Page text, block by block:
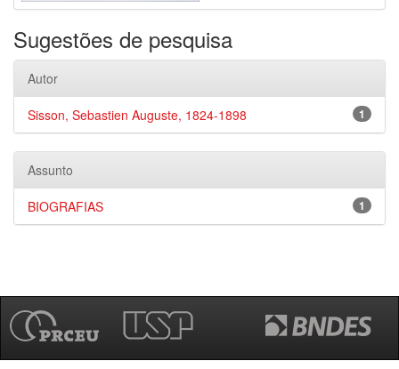
Sugestões de pesquisa
Autor
1
Sisson, Sebastien Auguste, 1824-1898
Assunto
1
BIOGRAFIAS